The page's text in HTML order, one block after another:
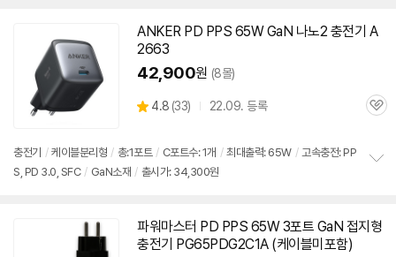
치
ANKER PD PPS 65WGaN 나노2 충전기 A
2663
42,900원 (8몰)
별
4.8 (상
33) 22.09. 등록
관
충전기 / 케이블분리형 / 총:1포트 / C포트수: 1개 / 최대출력: 65W / 고속충전: PP
S, PD 3.0, SFC / GaN소재 / 출시가: 34,300원
치
파워마스터 PD PPS 65W3포트 GaN 접지형
충전기 PG65PDG2C1A (케이블미포함)